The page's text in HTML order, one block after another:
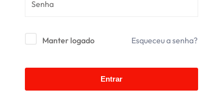
Manter logado Esqueceu a senha?
Entrar